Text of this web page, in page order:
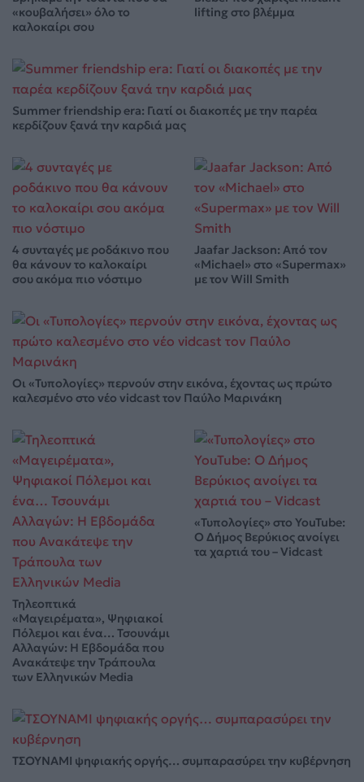
«κουβαλήσει» όλο το
καλοκαίρι σου
lifting στο βλέμμα
Summer friendship era: Γιατί οι διακοπές με την παρέα
κερδίζουν ξανά την καρδιά μας
4 συνταγές με ροδάκινο που
θα κάνουν το καλοκαίρι
σου ακόμα πιο νόστιμο
Jaafar Jackson: Από τον
«Michael» στο «Supermax»
με τον Will Smith
Οι «Τυπολογίες» περνούν στην εικόνα, έχοντας ως πρώτο
καλεσμένο στο νέο vidcast τον Παύλο Μαρινάκη
Τηλεοπτικά
«Μαγειρέματα», Ψηφιακοί
Πόλεμοι και ένα… Τσουνάμι
Αλλαγών: Η Εβδομάδα που
Ανακάτεψε την Τράπουλα
των Ελληνικών Media
«Τυπολογίες» στο YouTube:
Ο Δήμος Βερύκιος ανοίγει
τα χαρτιά του – Vidcast
ΤΣΟΥΝΑΜΙ ψηφιακής οργής… συμπαρασύρει την κυβέρνηση